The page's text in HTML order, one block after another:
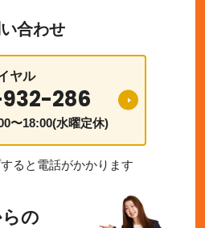
合わせ
ヤル
286
〜18:00(水曜定休)
ると電話がかかります
の